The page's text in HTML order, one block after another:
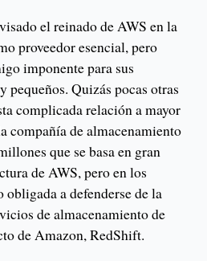
el reinado de AWS en la
proveedor esencial, pero
imponente para sus
pequeños. Quizás pocas otras
complicada relación a mayor
compañía de almacenamiento
que se basa en gran
de AWS, pero en los
a defenderse de la
de almacenamiento de
de Amazon, RedShift.